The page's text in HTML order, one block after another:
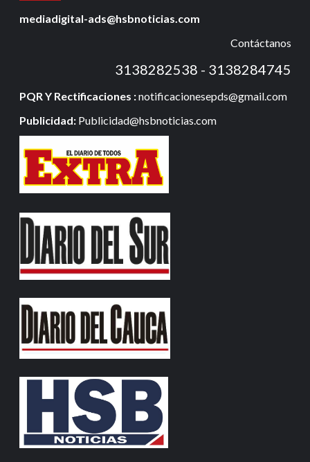
mediadigital-ads@hsbnoticias.com
Contáctanos
3138282538 - 3138284745
PQR Y Rectificaciones :notificacionesepds@gmail.com
Publicidad: Publicidad@hsbnoticias.com